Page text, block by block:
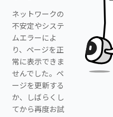
ネットワークの
不安定やシステ
ムエラーによ
り、ページを正
常に表示できま
せんでした。ペ
ージを更新する
か、しばらくし
てから再度お試